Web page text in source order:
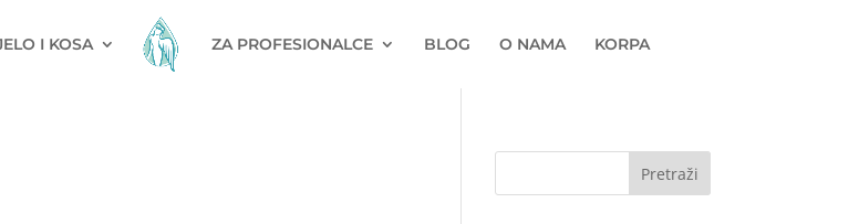
I KOSA ZA PROFESIONALCE BLOG O NAMA KORPA